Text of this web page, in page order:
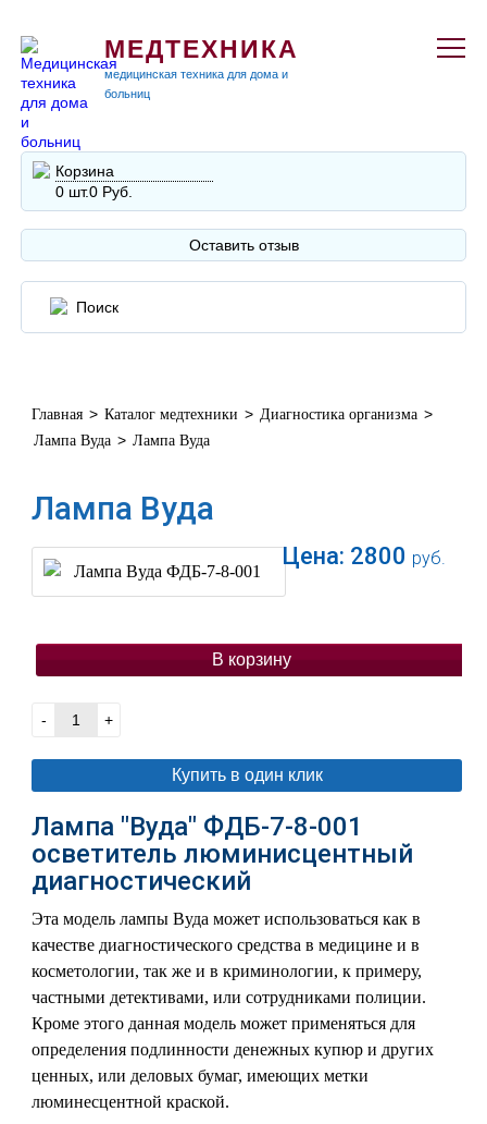
МЕДТЕХНИКА
медицинская техника для дома и
больниц
Корзина
0 шт.0 Руб.
Оставить отзыв
Главная > Каталог медтехники > Диагностика организма >
Лампа Вуда > Лампа Вуда
Лампа Вуда
Цена: 2800 руб.
В корзину
- +
Купить в один клик
Лампа "Вуда" ФДБ-7-8-001
осветитель люминисцентный
диагностический
Эта модель лампы Вуда может использоваться как в
качестве диагностического средства в медицине и в
косметологии, так же и в криминологии, к примеру,
частными детективами, или сотрудниками полиции.
Кроме этого данная модель может применяться для
определения подлинности денежных купюр и других
ценных, или деловых бумаг, имеющих метки
люминесцентной краской.